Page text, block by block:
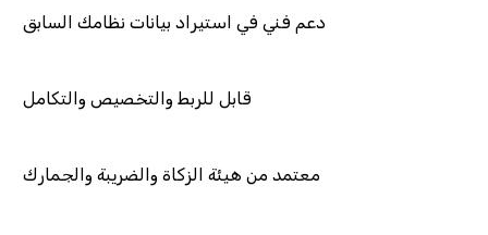
فني في استيراد بيانات نظامك السابق
قابل للربط والتخصيص والتكامل
معتمد من هيئة الزكاة والضريبة والجمارك